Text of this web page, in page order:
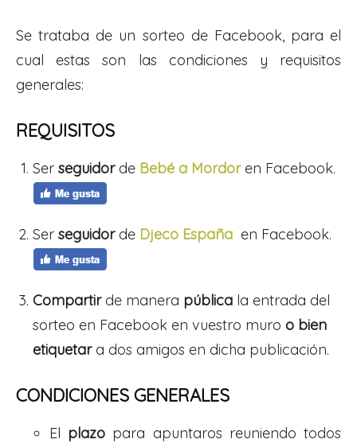
Se trataba de un sorteo de Facebook, para el
cual estas son las condiciones y requisitos
generales:
REQUISITOS
Ser seguidorde Bebé a Mordoren Facebook.
Ser seguidorde Djeco España en Facebook.
Compartirde manera pública la entrada del
sorteo en Facebook en vuestro muro o bien
etiquetara dos amigos en dicha publicación.
CONDICIONES GENERALES
El plazo para apuntaros reuniendo todos